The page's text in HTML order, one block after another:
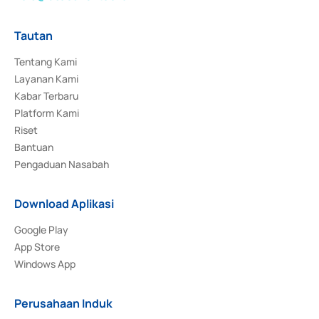
Tautan
Tentang Kami
Layanan Kami
Kabar Terbaru
Platform Kami
Riset
Bantuan
Pengaduan Nasabah
Download Aplikasi
Google Play
App Store
Windows App
Perusahaan Induk